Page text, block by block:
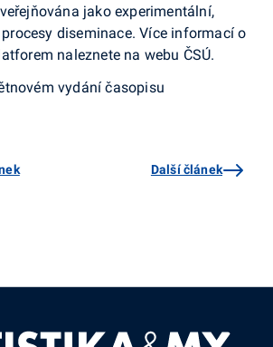
jako experimentální,
diseminace. Více informací o
naleznete na webu ČSÚ.
vydání časopisu
Další článek